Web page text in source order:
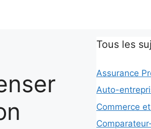
Tous les
Assurance
Auto-
Commerce